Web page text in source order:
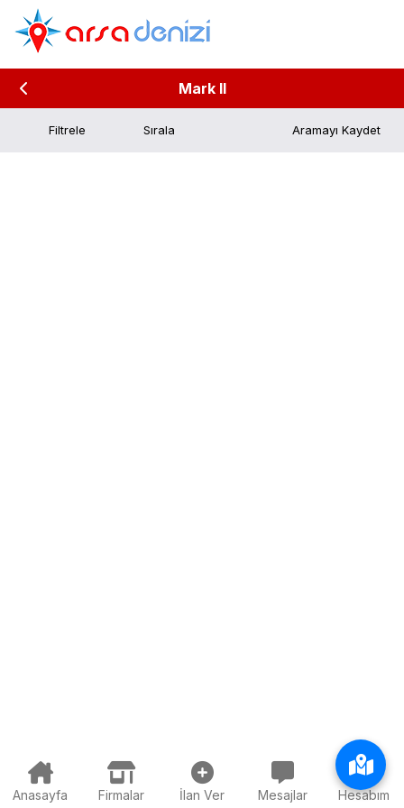
Mark II
Filtrele Aramayı Kaydet
Anasayfa Firmalar İlan Ver Mesajlar Hesabım